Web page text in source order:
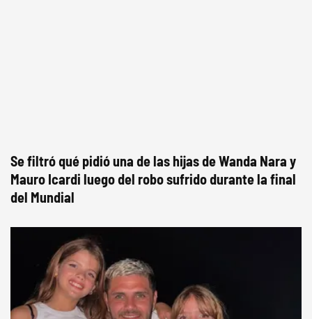
Se filtró qué pidió una de las hijas de Wanda Nara y
Mauro Icardi luego del robo sufrido durante la final
del Mundial